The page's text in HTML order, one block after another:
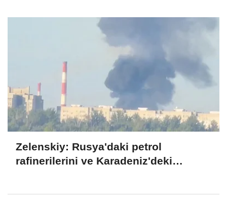
Zelenskiy: Rusya'daki petrol
rafinerilerini ve Karadeniz'deki